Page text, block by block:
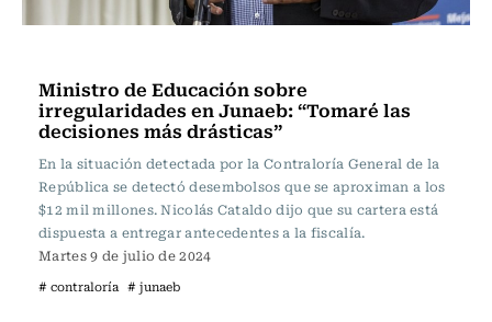
Ministro de Educación sobre
irregularidades en Junaeb: “Tomaré las
decisiones más drásticas”
En la situación detectada por la Contraloría General de la
República se detectó desembolsos que se aproximan a los
$12 mil millones. Nicolás Cataldo dijo que su cartera está
dispuesta a entregar antecedentes a la fiscalía.
Martes 9 de julio de 2024
# contraloría # junaeb